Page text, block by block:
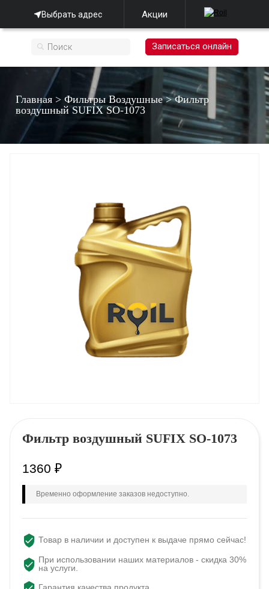
Выбрать адрес Акции
Записаться онлайн
Главная >Фильтры Воздушные>Фильтр
воздушный SUFIX SO-1073
Фильтр воздушный SUFIX SO-1073
1360 ₽
Временно оформление заказов недоступно.
Товар в наличии и доступен к выдаче прямо сейчас!
При использовании наших материалов - скидка 30%
на услуги.